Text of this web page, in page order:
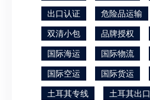
出口认证
危险品运输
双清小包
品牌授权
国际海运
国际物流
国际空运
国际货运
土耳其专线
土耳其出口